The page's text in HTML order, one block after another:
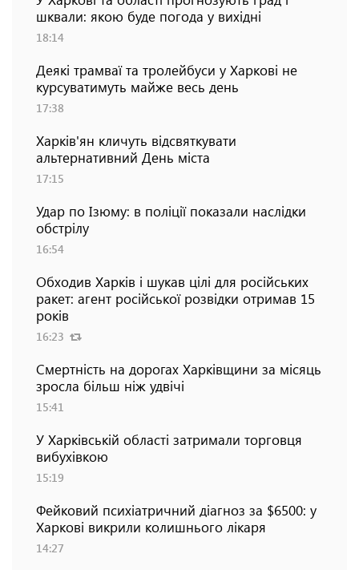
шквали: якою буде погода у вихідні
18:14
Деякі трамваї та тролейбуси у Харкові не
курсуватимуть майже весь день
17:38
Харків'ян кличуть відсвяткувати
альтернативний День міста
17:15
Удар по Ізюму: в поліції показали наслідки
обстрілу
16:54
Обходив Харків і шукав цілі для російських
ракет: агент російської розвідки отримав 15
років
16:23
Смертність на дорогах Харківщини за місяць
зросла більш ніж удвічі
15:41
У Харківській області затримали торговця
вибухівкою
15:19
Фейковий психіатричний діагноз за $6500: у
Харкові викрили колишнього лікаря
14:27